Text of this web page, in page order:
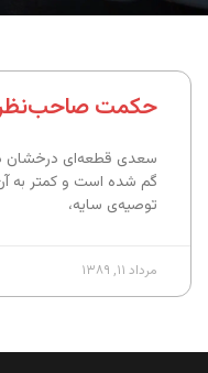
حکمت
سعدی قطعه‌ای درخشان
گم شده است و کمتر به
توصیه‌ی سایه،
مرداد ۱۱, ۱۳۸۹